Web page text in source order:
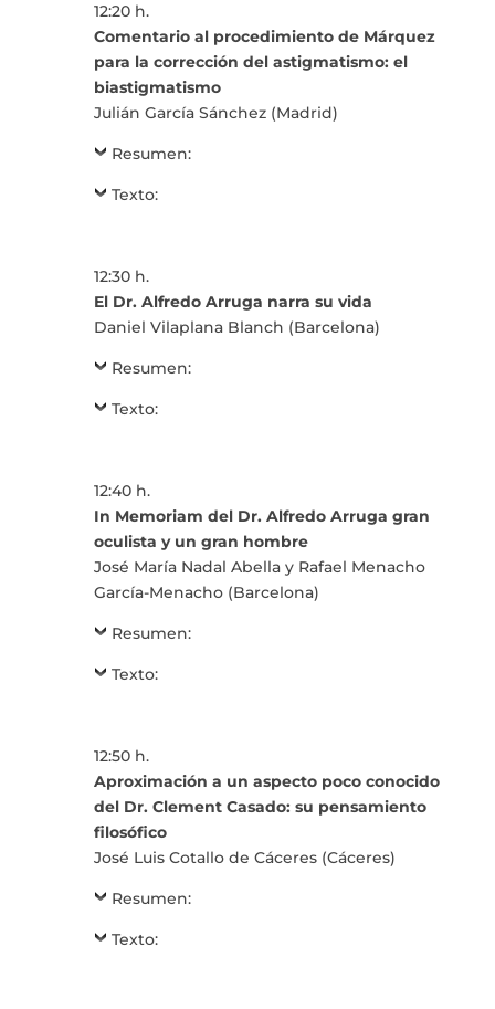
12:20 h.
Comentario al procedimiento de Márquez
para la corrección del astigmatismo: el
biastigmatismo
Julián García Sánchez (Madrid)
Resumen:
Texto:
12:30 h.
El Dr. Alfredo Arruga narra su vida
Daniel Vilaplana Blanch (Barcelona)
Resumen:
Texto:
12:40 h.
In Memoriam del Dr. Alfredo Arruga gran
oculista y un gran hombre
José María Nadal Abella y Rafael Menacho
García-Menacho (Barcelona)
Resumen:
Texto:
12:50 h.
Aproximación a un aspecto poco conocido
del Dr. Clement Casado: su pensamiento
filosófico
José Luis Cotallo de Cáceres (Cáceres)
Resumen:
Texto: